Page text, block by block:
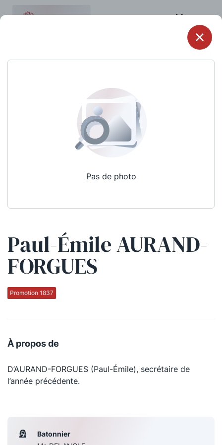
Menu
Pas de photo
Paul-Émile AURAND-
FORGUES
Promotion 1837
À propos de
D’AURAND-FORGUES (Paul-Émile), secrétaire de
l’année précédente.
Batonnier
Qui sommes-nous ?
La Conférence
La défense pénale
Le Concours de la Conférence